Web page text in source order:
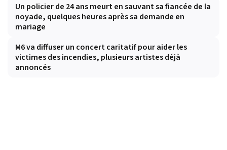
Un policier de 24 ans meurt en sauvant sa fiancée de la
noyade, quelques heures après sa demande en
mariage
M6 va diffuser un concert caritatif pour aider les
victimes des incendies, plusieurs artistes déjà
annoncés